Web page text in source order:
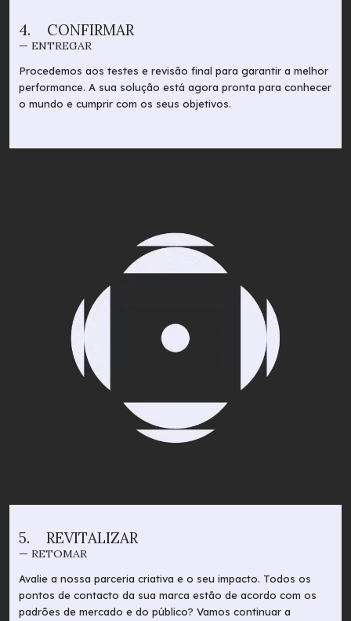
4. CONFIRMAR
— ENTREGAR
Procedemos aos testes e revisão final para garantir a melhor
performance. A sua solução está agora pronta para conhecer
o mundo e cumprir com os seus objetivos.
5. REVITALIZAR
— RETOMAR
Avalie a nossa parceria criativa e o seu impacto. Todos os
pontos de contacto da sua marca estão de acordo com os
padrões de mercado e do público? Vamos continuar a